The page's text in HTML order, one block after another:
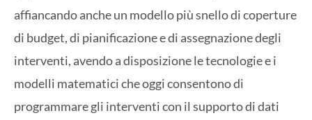
affiancando anche un modello più snello di coperture
di budget, di pianificazione e di assegnazione degli
interventi, avendo a disposizione le tecnologie e i
modelli matematici che oggi consentono di
programmare gli interventi con il supporto di dati